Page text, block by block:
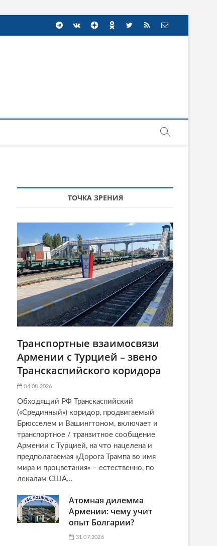
ТОЧКА ЗРЕНИЯ
Транспортные взаимосвязи
Армении с Турцией – звено
Транскаспийского коридора
04.08.2026
Обходящий РФ Транскаспийский
(«Срединный») коридор, продвигаемый
Брюсселем и Вашингтоном, включает и
транспортное / транзитное сообщение
Армении с Турцией, на что нацелена и
предполагаемая «Дорога Трампа во имя
мира и процветания» – естественно, по
лекалам США...
Атомная дилемма
Армении: чему учит
опыт Болгарии?
31.07.2026